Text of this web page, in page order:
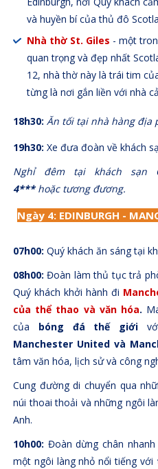
và huyền bí của thủ đô
Nhà thờ St. Giles - một
quan trọng và đẹp nhất
12, nhà thờ này là trái tim
từng là nơi gắn liền với nhà
18h30: Ăn tối tại nhà hàng địa
19h30: Xe đưa đoàn về khách
Nghỉ đêm tại khách sạn
4***hoặc tương đương.
Ngày 4:EDINBURGH -
07h00: Quý khách ăn sáng tại
08h00: Đoàn làm thủ tục trả
Quý khách khởi hành đi
của thể thao và văn hóa.
của bóng đá thế giới
Manchester United và
tâm văn hóa, lịch sử và công
Cung đường di chuyển qua
núi thoai thoải và những ngôi
Anh.
10h00: Đoàn dừng chân
một ngôi làng nhỏ nổi tiếng với